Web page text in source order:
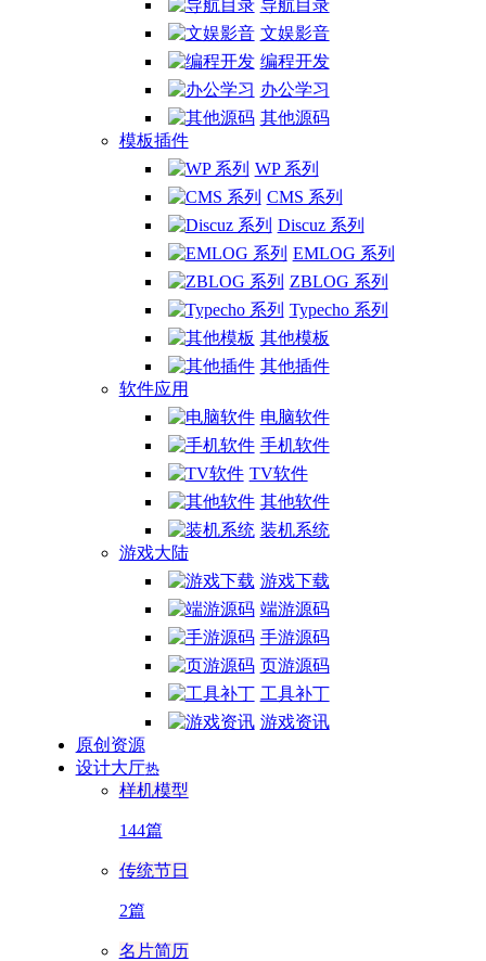
导航目录
文娱影音
编程开发
办公学习
其他源码
模板插件
WP 系列
CMS 系列
Discuz 系列
EMLOG 系列
ZBLOG 系列
Typecho 系列
其他模板
其他插件
软件应用
电脑软件
手机软件
TV软件
其他软件
装机系统
游戏大陆
游戏下载
端游源码
手游源码
页游源码
工具补丁
游戏资讯
原创资源
设计大厅热
样机模型
144篇
传统节日
2篇
名片简历